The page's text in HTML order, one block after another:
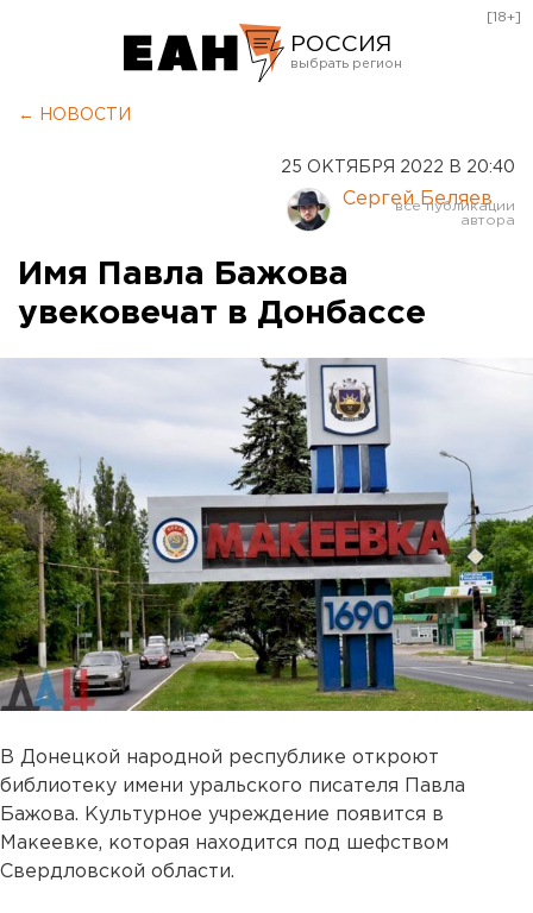
РОССИЯ
Курган
Оренбург
[18+]
← НОВОСТИ
25 ОКТЯБРЯ 2022 В 20:40
Сергей Беляев
Имя Павла Бажова
увековечат в Донбассе
В Донецкой народной республике откроют
библиотеку имени уральского писателя Павла
Бажова. Культурное учреждение появится в
Макеевке, которая находится под шефством
Свердловской области.